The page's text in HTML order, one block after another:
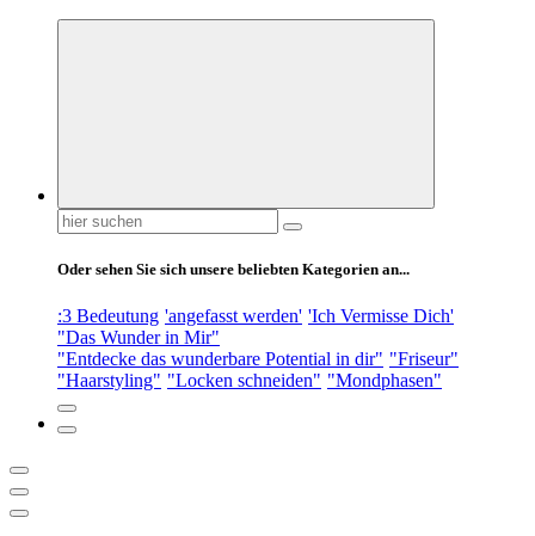
Suchen
nach:
Oder sehen Sie sich unsere beliebten Kategorien an...
:3 Bedeutung 'angefasst werden' 'Ich Vermisse Dich'
"Das Wunder in Mir"
"Entdecke das wunderbare Potential in dir" "Friseur"
"Haarstyling" "Locken schneiden" "Mondphasen"